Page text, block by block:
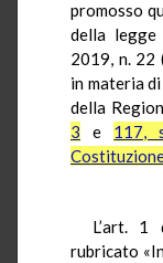
promosso
della legge
2019, n.
in materia
della
3 e 117,
L’art. 1
rubricato